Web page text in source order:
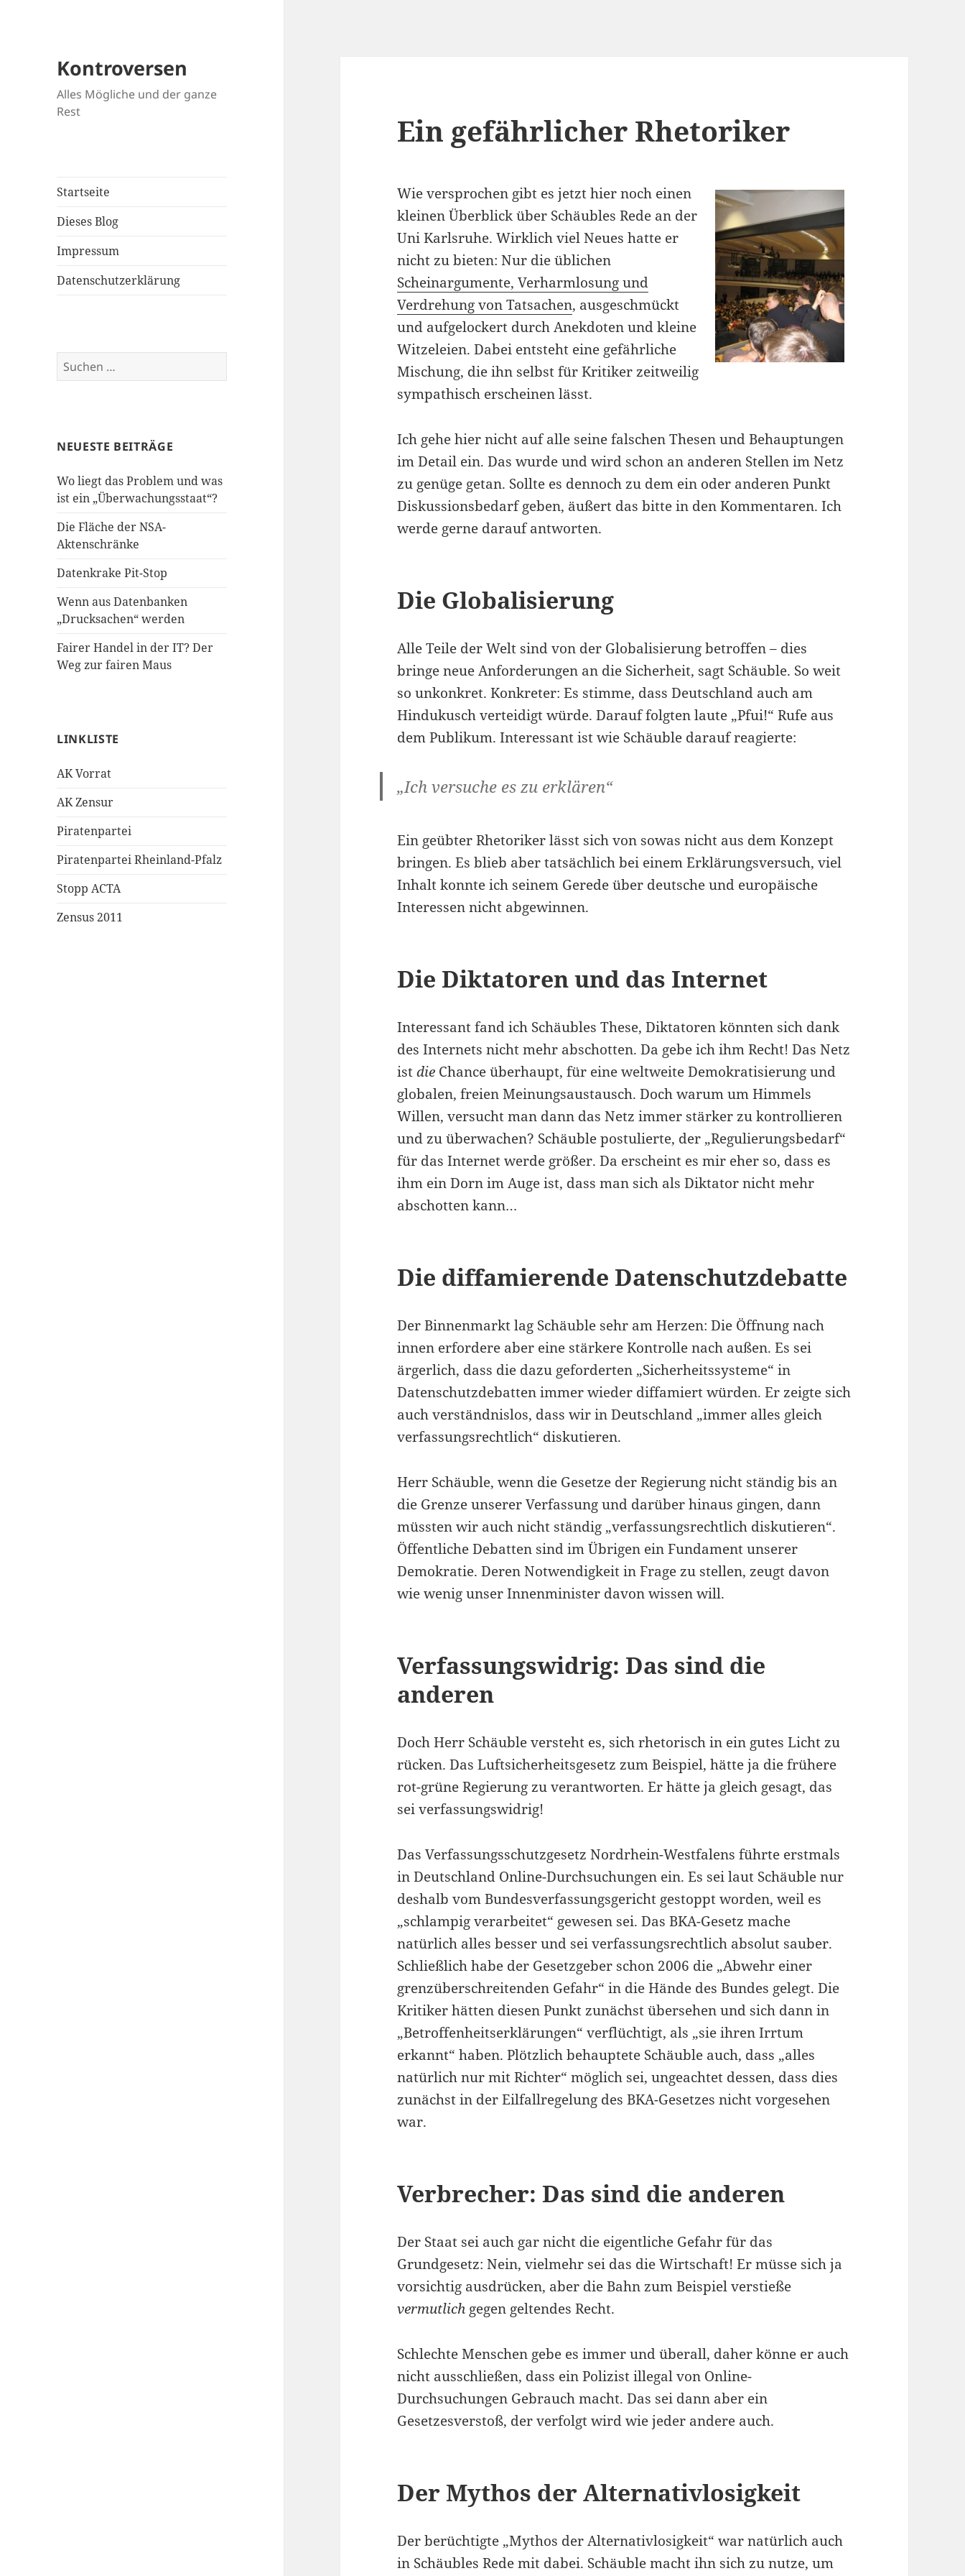
Kontroversen
Alles Mögliche und der ganze
Rest
Startseite
Dieses Blog
Impressum
Datenschutzerklärung
Suchen
nach:
NEUESTE BEITRÄGE
Wo liegt das Problem und was
ist ein „Überwachungsstaat“?
Die Fläche der NSA-
Aktenschränke
Datenkrake Pit-Stop
Wenn aus Datenbanken
„Drucksachen“ werden
Fairer Handel in der IT? Der
Weg zur fairen Maus
LINKLISTE
AK Vorrat
AK Zensur
Piratenpartei
Piratenpartei Rheinland-Pfalz
Stopp ACTA
Zensus 2011
Ein gefährlicher Rhetoriker
Wie versprochen gibt es jetzt hier noch einen
kleinen Überblick über Schäubles Rede an der
Uni Karlsruhe. Wirklich viel Neues hatte er
nicht zu bieten: Nur die üblichen
Scheinargumente, Verharmlosung und
Verdrehung von Tatsachen, ausgeschmückt
und aufgelockert durch Anekdoten und kleine
Witzeleien. Dabei entsteht eine gefährliche
Mischung, die ihn selbst für Kritiker zeitweilig
sympathisch erscheinen lässt.
Ich gehe hier nicht auf alle seine falschen Thesen und Behauptungen
im Detail ein. Das wurde und wird schon an anderen Stellen im Netz
zu genüge getan. Sollte es dennoch zu dem ein oder anderen Punkt
Diskussionsbedarf geben, äußert das bitte in den Kommentaren. Ich
werde gerne darauf antworten.
Die Globalisierung
Alle Teile der Welt sind von der Globalisierung betroffen – dies
bringe neue Anforderungen an die Sicherheit, sagt Schäuble. So weit
so unkonkret. Konkreter: Es stimme, dass Deutschland auch am
Hindukusch verteidigt würde. Darauf folgten laute „Pfui!“ Rufe aus
dem Publikum. Interessant ist wie Schäuble darauf reagierte:
„Ich versuche es zu erklären“
Ein geübter Rhetoriker lässt sich von sowas nicht aus dem Konzept
bringen. Es blieb aber tatsächlich bei einem Erklärungsversuch, viel
Inhalt konnte ich seinem Gerede über deutsche und europäische
Interessen nicht abgewinnen.
Die Diktatoren und das Internet
Interessant fand ich Schäubles These, Diktatoren könnten sich dank
des Internets nicht mehr abschotten. Da gebe ich ihm Recht! Das Netz
istdie Chance überhaupt, für eine weltweite Demokratisierung und
globalen, freien Meinungsaustausch. Doch warum um Himmels
Willen, versucht man dann das Netz immer stärker zu kontrollieren
und zu überwachen? Schäuble postulierte, der „Regulierungsbedarf“
für das Internet werde größer. Da erscheint es mir eher so, dass es
ihm ein Dorn im Auge ist, dass man sich als Diktator nicht mehr
abschotten kann…
Die diffamierende Datenschutzdebatte
Der Binnenmarkt lag Schäuble sehr am Herzen: Die Öffnung nach
innen erfordere aber eine stärkere Kontrolle nach außen. Es sei
ärgerlich, dass die dazu geforderten „Sicherheitssysteme“ in
Datenschutzdebatten immer wieder diffamiert würden. Er zeigte sich
auch verständnislos, dass wir in Deutschland „immer alles gleich
verfassungsrechtlich“ diskutieren.
Herr Schäuble, wenn die Gesetze der Regierung nicht ständig bis an
die Grenze unserer Verfassung und darüber hinaus gingen, dann
müssten wir auch nicht ständig „verfassungsrechtlich diskutieren“.
Öffentliche Debatten sind im Übrigen ein Fundament unserer
Demokratie. Deren Notwendigkeit in Frage zu stellen, zeugt davon
wie wenig unser Innenminister davon wissen will.
Verfassungswidrig: Das sind die
anderen
Doch Herr Schäuble versteht es, sich rhetorisch in ein gutes Licht zu
rücken. Das Luftsicherheitsgesetz zum Beispiel, hätte ja die frühere
rot-grüne Regierung zu verantworten. Er hätte ja gleich gesagt, das
sei verfassungswidrig!
Das Verfassungsschutzgesetz Nordrhein-Westfalens führte erstmals
in Deutschland Online-Durchsuchungen ein. Es sei laut Schäuble nur
deshalb vom Bundesverfassungsgericht gestoppt worden, weil es
„schlampig verarbeitet“ gewesen sei. Das BKA-Gesetz mache
natürlich alles besser und sei verfassungsrechtlich absolut sauber.
Schließlich habe der Gesetzgeber schon 2006 die „Abwehr einer
grenzüberschreitenden Gefahr“ in die Hände des Bundes gelegt. Die
Kritiker hätten diesen Punkt zunächst übersehen und sich dann in
„Betroffenheitserklärungen“ verflüchtigt, als „sie ihren Irrtum
erkannt“ haben. Plötzlich behauptete Schäuble auch, dass „alles
natürlich nur mit Richter“ möglich sei, ungeachtet dessen, dass dies
zunächst in der Eilfallregelung des BKA-Gesetzes nicht vorgesehen
war.
Verbrecher: Das sind die anderen
Der Staat sei auch gar nicht die eigentliche Gefahr für das
Grundgesetz: Nein, vielmehr sei das die Wirtschaft! Er müsse sich ja
vorsichtig ausdrücken, aber die Bahn zum Beispiel verstieße
vermutlich gegen geltendes Recht.
Schlechte Menschen gebe es immer und überall, daher könne er auch
nicht ausschließen, dass ein Polizist illegal von Online-
Durchsuchungen Gebrauch macht. Das sei dann aber ein
Gesetzesverstoß, der verfolgt wird wie jeder andere auch.
Der Mythos der Alternativlosigkeit
Der berüchtigte „Mythos der Alternativlosigkeit“ war natürlich auch
in Schäubles Rede mit dabei. Schäuble macht ihn sich zu nutze, um